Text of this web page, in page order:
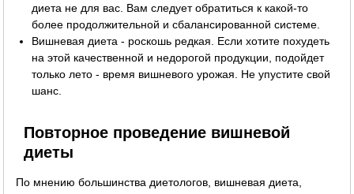
диета не для вас. Вам следует обратиться к какой-то
более продолжительной и сбалансированной системе.
Вишневая диета - роскошь редкая. Если хотите похудеть
на этой качественной и недорогой продукции, подойдет
только лето - время вишневого урожая. Не упустите свой
шанс.
Повторное проведение вишневой
диеты
По мнению большинства диетологов, вишневая диета,